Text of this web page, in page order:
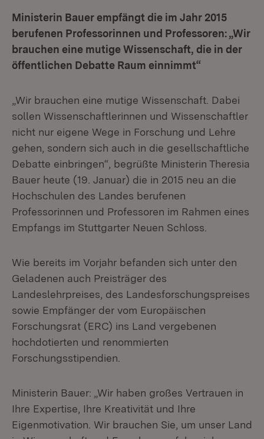
Ministerin Bauer empfängt die im Jahr 2015
berufenen Professorinnen und Professoren: „Wir
brauchen eine mutige Wissenschaft, die in der
öffentlichen Debatte Raum einnimmt“
„Wir brauchen eine mutige Wissenschaft. Dabei
sollen Wissenschaftlerinnen und Wissenschaftler
nicht nur eigene Wege in Forschung und Lehre
gehen, sondern sich auch in die gesellschaftliche
Debatte einbringen“, begrüßte Ministerin Theresia
Bauer heute (19. Januar) die in 2015 neu an die
Hochschulen des Landes berufenen
Professorinnen und Professoren im Rahmen eines
Empfangs im Stuttgarter Neuen Schloss.
Wie bereits im Vorjahr befanden sich unter den
Geladenen auch Preisträger des
Landeslehrpreises, des Landesforschungspreises
sowie Empfänger der vom Europäischen
Forschungsrat (ERC) ins Land vergebenen
hochdotierten und renommierten
Forschungsstipendien.
Ministerin Bauer: „Wir haben großes Vertrauen in
Ihre Expertise, Ihre Kreativität und Ihre
Eigenmotivation. Wir brauchen Sie, um unser Land